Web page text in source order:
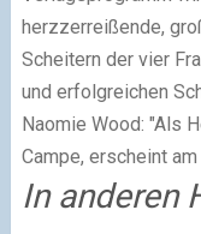
herzzerreißende,
Scheitern der vier
und erfolgreichen
Naomie Wood: "Als
Campe, erscheint
In anderen